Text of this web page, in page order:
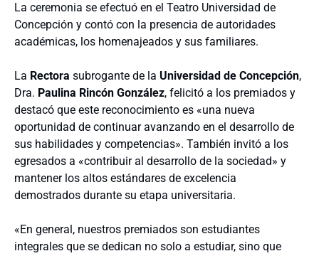
La ceremonia se efectuó en el Teatro Universidad de
Concepción y contó con la presencia de autoridades
académicas, los homenajeados y sus familiares.
La Rectora subrogante de la Universidad de Concepción,
Dra. Paulina Rincón González, felicitó a los premiados y
destacó que este reconocimiento es «una nueva
oportunidad de continuar avanzando en el desarrollo de
sus habilidades y competencias». También invitó a los
egresados a «contribuir al desarrollo de la sociedad» y
mantener los altos estándares de excelencia
demostrados durante su etapa universitaria.
«En general, nuestros premiados son estudiantes
integrales que se dedican no solo a estudiar, sino que